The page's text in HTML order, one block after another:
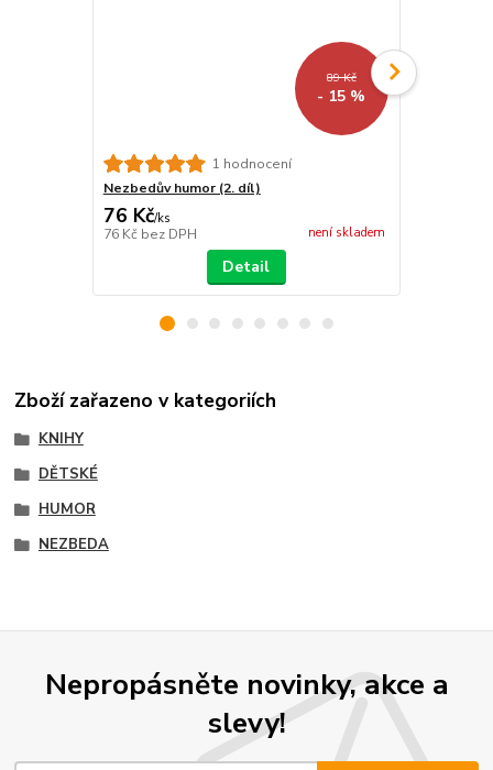
89 Kč
- 15 %
1 hodnocení
Nezbedův humor (2. díl)
76 Kč/ks
76 Kč bez DPH není skladem
Detail
Zboží zařazeno v kategoriích
KNIHY
DĚTSKÉ
HUMOR
NEZBEDA
Nepropásněte novinky, akce a
slevy!